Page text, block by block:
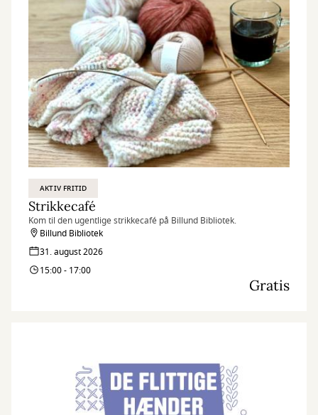
AKTIV FRITID
Strikkecafé
Kom til den ugentlige strikkecafé på Billund Bibliotek.
Billund Bibliotek
31. august 2026
15:00 - 17:00
Gratis